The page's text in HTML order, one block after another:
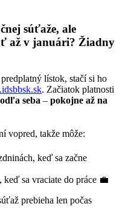
súťaže, ale
až v januári? Žiadny
lístok, stačí si ho
. Začiatok platnosti
seba – pokojne až na
vopred, takže môže:
keď sa začne
sa vraciate do práce 💼
prebieha len počas